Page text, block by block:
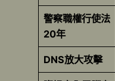
警察職權行使法
20年
DNS放大攻擊